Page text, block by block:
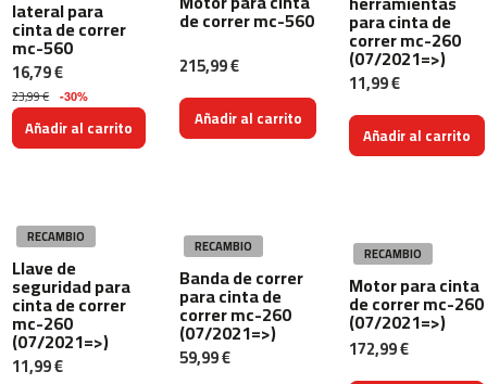
l
e
t
a
e
l
i
c
a
s
b
e
l
i
lateral para
cinta de correr
mc-560
16,79 €
23,99 € -30%
Añadir al carrito
de correr mc-560
215,99 €
Añadir al carrito
para cinta de
correr mc-260
(07/2021=>)
11,99 €
Añadir al carrito
RECAMBIO
Llave de
seguridad para
cinta de correr
mc-260
(07/2021=>)
11,99 €
RECAMBIO
Banda de correr
para cinta de
correr mc-260
(07/2021=>)
59,99 €
RECAMBIO
Motor para cinta
de correr mc-260
(07/2021=>)
172,99 €